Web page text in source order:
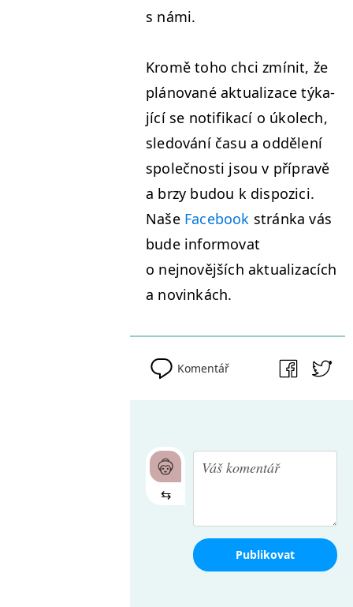
s námi.
Kromě toho chci zmínit, že
pláno­vané aktu­al­izace týka­
jící se noti­fikací o úkolech,
sle­dování času a odd­ělení
společnos­ti jsou v přípravě
a brzy budou k dis­pozi­ci.
Naše Face­book strán­ka vás
bude infor­mo­vat
o nejnovějších aktu­al­iza­cích
a novinkách.
Komentář
⇆
Publikovat